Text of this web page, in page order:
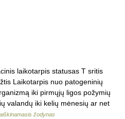
laikotarpis statusas T sritis
Laikotarpis nuo patogeninių
iki pirmųjų ligos požymių
valandų iki kelių mėnesių ar net
žodynas